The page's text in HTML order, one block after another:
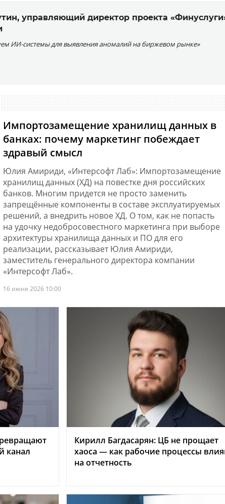
образовательными платформами
бесплатные программы по работе с
в финансовом секторе» состоится 8
2026 года
управляющий директор проекта
ИИ-системы для выявления аномалий на биржевом рынке»
Импортозамещение хранилищ данных в
банках: почему маркетинг побеждает
здравый смысл
Юлия Амириди, «Интерсофт Лаб»: Импортозамещение
хранилищ данных (ХД) на повестке дня российских
банков. Многим придется не просто заменить
запрещённые компоненты в составе эксплуатируемых
решений, а внедрить новое ХД. О том, как не попасть
на удочку недобросовестного маркетинга при выборе
архитектуры хранилища данных и ПО для его
реализации, рассказывает Юлия Амириди,
заместитель генерального директора компании
«Интерсофт Лаб».
16 июня 2026 10:00
канал
Кирилл Багдасарян: ЦБ не прощает
хаоса — как рабочие процессы
на отчетность